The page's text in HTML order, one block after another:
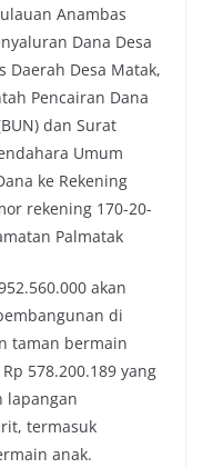
Anambas
Dana Desa
Daerah Desa Matak,
Pencairan Dana
dan Surat
Umum
ke Rekening
rekening 170-20-
Palmatak
akan
di
taman bermain
578.200.189 yang
lapangan
termasuk
anak.